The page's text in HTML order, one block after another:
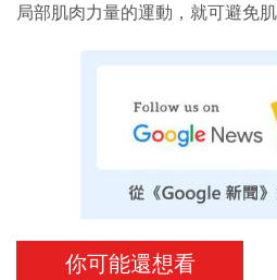
局部肌肉力量的運動，就可避免肌
你可能還想看